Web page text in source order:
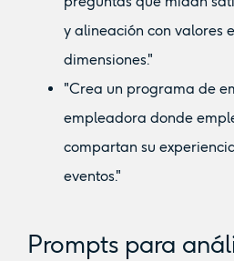
y alineación con valores
dimensiones."
"Crea un programa de
empleadora donde
compartan su
eventos."
Prompts para